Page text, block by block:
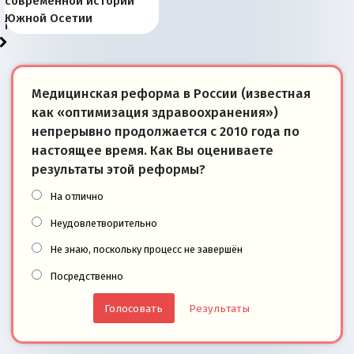
тем, что они -
победители
«переобувании» хозяев
суверенной экономике
Анкориджа
внутренней политике
отношениям с Россией?
Южной Осетии
Медицинская реформа в России (известная
как «оптимизация здравоохранения»)
непрерывно продолжается с 2010 года по
настоящее время. Как Вы оцениваете
результаты этой реформы?
На отлично
Неудовлетворительно
Не знаю, поскольку процесс не завершён
Посредственно
Результаты